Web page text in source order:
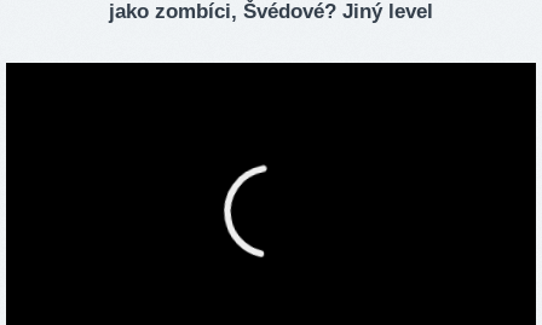
jako zombíci, Švédové? Jiný level